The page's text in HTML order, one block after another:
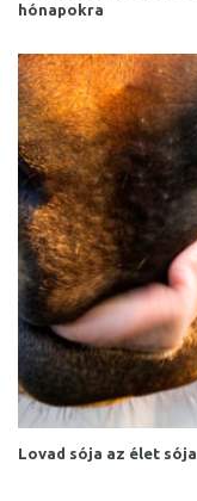
hónapokra
Lovad sója az élet sója